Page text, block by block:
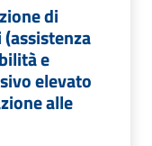
di
e
elevato
alle